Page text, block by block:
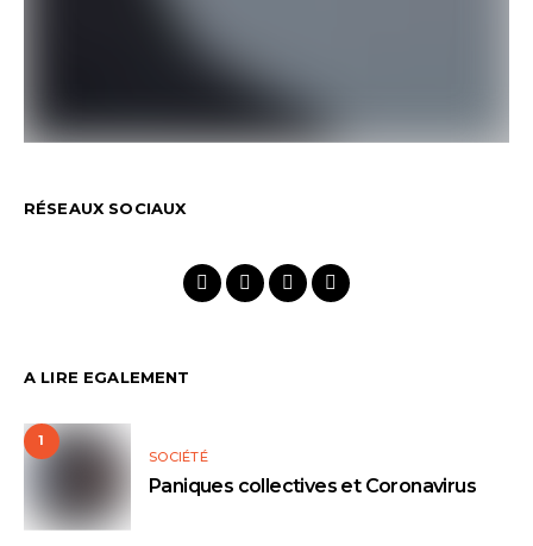
RÉSEAUX SOCIAUX
A LIRE EGALEMENT
1
SOCIÉTÉ
Paniques collectives et Coronavirus